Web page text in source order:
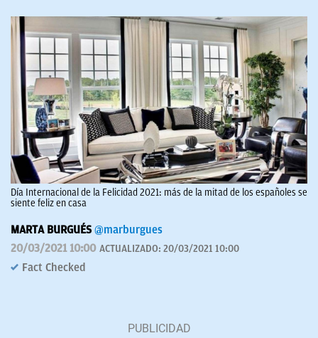
Día Internacional de la Felicidad 2021: más de la mitad de los españoles se
siente feliz en casa
MARTA BURGUÉS @marburgues
20/03/2021 10:00 ACTUALIZADO: 20/03/2021 10:00
Fact Checked